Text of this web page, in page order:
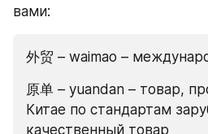
вами:
外贸 – waimao –
原单 – yuandan – товар,
Китае по стандартам
качественный товар